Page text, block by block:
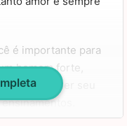
é importante para
homem forte,
encher seu